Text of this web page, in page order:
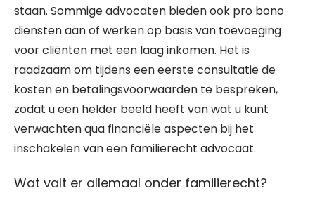
staan. Sommige advocaten bieden ook pro bono
diensten aan of werken op basis van toevoeging
voor cliënten met een laag inkomen. Het is
raadzaam om tijdens een eerste consultatie de
kosten en betalingsvoorwaarden te bespreken,
zodat u een helder beeld heeft van wat u kunt
verwachten qua financiële aspecten bij het
inschakelen van een familierecht advocaat.
Wat valt er allemaal onder familierecht?